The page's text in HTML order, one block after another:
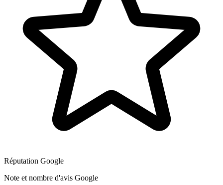
Réputation Google
Note et nombre d'avis Google